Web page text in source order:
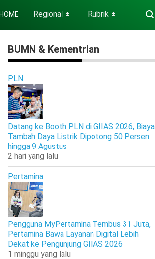
HOME Regional ⏬ Rubrik ⏬
BUMN & Kementrian
PLN
Datang ke Booth PLN di GIIAS 2026, Biaya
Tambah Daya Listrik Dipotong 50 Persen
hingga 9 Agustus
2 hari yang lalu
Pertamina
Pengguna MyPertamina Tembus 31 Juta,
Pertamina Bawa Layanan Digital Lebih
Dekat ke Pengunjung GIIAS 2026
1 minggu yang lalu